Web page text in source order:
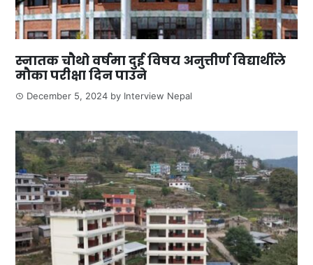
स्नातक चौथो वर्षमा दुई विषय अनुत्तीर्ण विद्यार्थीले
मौका परीक्षा दिन पाउने
December 5, 2024 by Interview Nepal